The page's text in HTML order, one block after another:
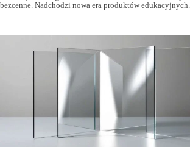
bezcenne. Nadchodzi nowa era produktów edukacyjnych.